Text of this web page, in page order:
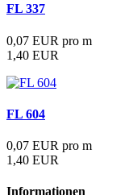
FL 337
0,07 EUR pro m
1,40 EUR
FL 604
0,07 EUR pro m
1,40 EUR
Informationen